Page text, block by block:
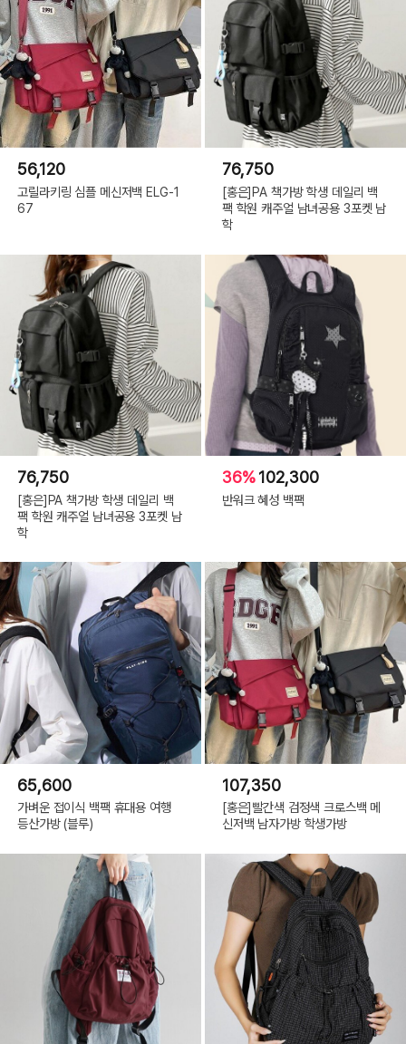
56,120
고릴라키링 심플 메신저백 ELG-1
67
76,750
[홍은]PA 책가방 학생 데일리 백
팩 학원 캐주얼 남녀공용 3포켓 남
학
76,750
[홍은]PA 책가방 학생 데일리 백
팩 학원 캐주얼 남녀공용 3포켓 남
학
36%102,300
반워크 혜성 백팩
65,600
가벼운 접이식 백팩 휴대용 여행
등산가방 (블루)
107,350
[홍은]빨간색 검정색 크로스백 메
신저백 남자가방 학생가방